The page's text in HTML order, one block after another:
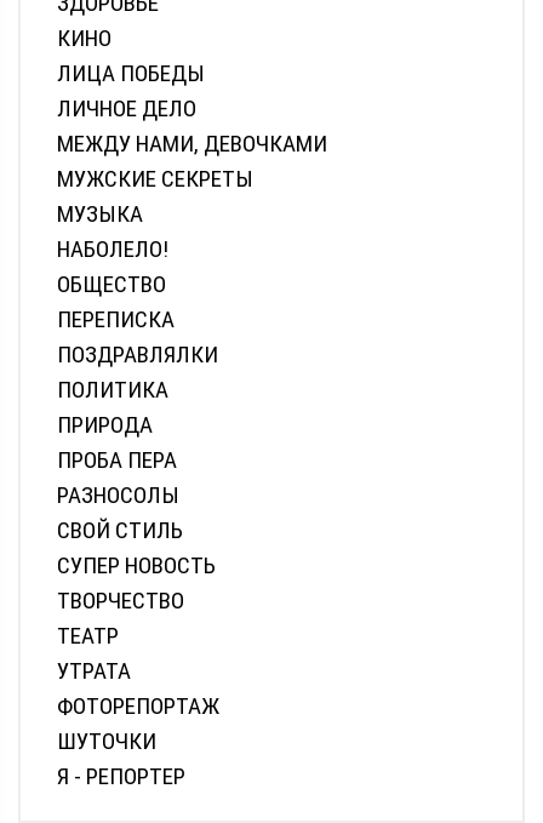
КИНО
ЛИЦА ПОБЕДЫ
ЛИЧНОЕ ДЕЛО
МЕЖДУ НАМИ, ДЕВОЧКАМИ
МУЖСКИЕ СЕКРЕТЫ
МУЗЫКА
НАБОЛЕЛО!
ОБЩЕСТВО
ПЕРЕПИСКА
ПОЗДРАВЛЯЛКИ
ПОЛИТИКА
ПРИРОДА
ПРОБА ПЕРА
РАЗНОСОЛЫ
СВОЙ СТИЛЬ
СУПЕР НОВОСТЬ
ТВОРЧЕСТВО
ТЕАТР
УТРАТА
ФОТОРЕПОРТАЖ
ШУТОЧКИ
Я - РЕПОРТЕР